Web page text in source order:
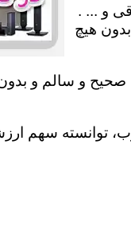
و ... .
هیچ
و سالم و بدون
سهم